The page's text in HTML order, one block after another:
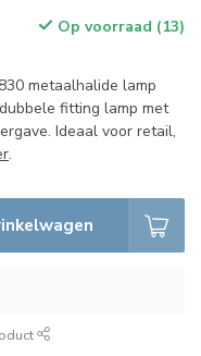
Op voorraad (13)
metaalhalide lamp
fitting lamp met
Ideaal voor retail,
.